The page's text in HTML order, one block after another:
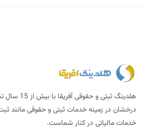
هلدینگ ثبتی و
درخشان در زمینه خدمات ثبتی و حقوقی مانند
خدمات مالیاتی در کنار شماست.